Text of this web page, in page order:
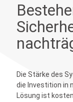
Die Stärke des
die Investition in
Lösung ist